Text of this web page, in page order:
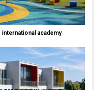
academy